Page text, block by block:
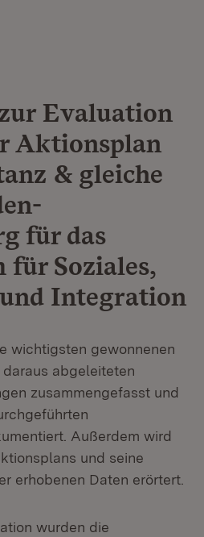
Evaluation
Aktionsplan
& gleiche
für das
Soziales,
Integration
wichtigsten gewonnenen
abgeleiteten
zusammengefasst und
Außerdem wird
und seine
erhobenen Daten erörtert.
wurden die